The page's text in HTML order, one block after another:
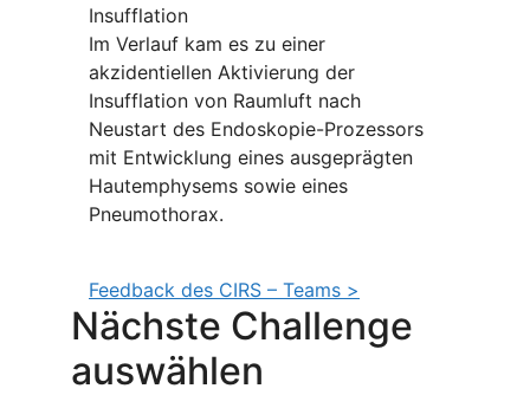
Insufflation
Im Verlauf kam es zu einer
akzidentiellen Aktivierung der
Insufflation von Raumluft nach
Neustart des Endoskopie-Prozessors
mit Entwicklung eines ausgeprägten
Hautemphysems sowie eines
Pneumothorax.
Feedback des CIRS – Teams >
Nächste Challenge
auswählen